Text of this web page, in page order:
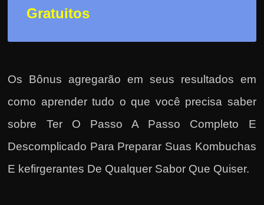
Gratuitos
Os Bônus agregarão em seus resultados em
como aprender tudo o que você precisa saber
sobre Ter O Passo A Passo Completo E
Descomplicado Para Preparar Suas Kombuchas
E kefirgerantes De Qualquer Sabor Que Quiser.